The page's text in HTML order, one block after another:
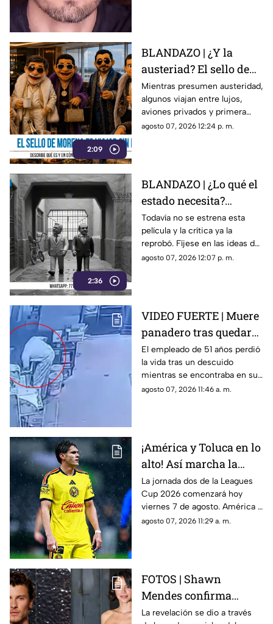
2:09
BLANDAZO | ¿Y la
austeriad? El sello de
Morena es viajar sin
pena
Mientras presumen austeridad,
algunos viajan entre lujos,
aviones privados y primera
clase. Al parecer ya se abrieron
agosto 07, 2026 12:24 p. m.
2:36
BLANDAZO | ¿Lo qué el
estado necesita?
Gobierno de Morelos
anuncia fideicomiso
cinematográfico
Todavía no se estrena esta
película y la crítica ya la
reprobó. Fíjese en las ideas de
Margarita González Saravia
agosto 07, 2026 12:07 p. m.
VIDEO FUERTE | Muere
panadero tras quedar
atrapado en una
mezcladora industrial
El empleado de 51 años perdió
la vida tras un descuido
mientras se encontraba en su
jornada laboral.
agosto 07, 2026 11:46 a. m.
¡América y Toluca en lo
alto! Así marcha la
tabla de posiciones de
la Leagues Cup 2026
previo a la jornada 2
La jornada dos de la Leagues
Cup 2026 comenzará hoy
viernes 7 de agosto. América y
Toluca se perfilan como los
agosto 07, 2026 11:29 a. m.
FOTOS | Shawn
Mendes confirma
relación con actriz
La revelación se dio a través